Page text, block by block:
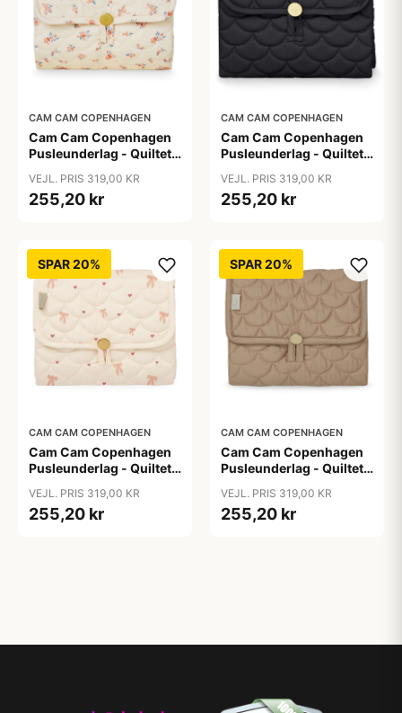
CAM CAM COPENHAGEN
Cam Cam Copenhagen
Pusleunderlag - Quiltet -
VEJL. PRIS 319,00 KR
255,20 kr
CAM CAM COPENHAGEN
Cam Cam Copenhagen
Pusleunderlag - Quiltet -
VEJL. PRIS 319,00 KR
255,20 kr
SPAR 20%
CAM CAM COPENHAGEN
Cam Cam Copenhagen
Pusleunderlag - Quiltet -
VEJL. PRIS 319,00 KR
255,20 kr
SPAR 20%
CAM CAM COPENHAGEN
Cam Cam Copenhagen
Pusleunderlag - Quiltet -
VEJL. PRIS 319,00 KR
255,20 kr